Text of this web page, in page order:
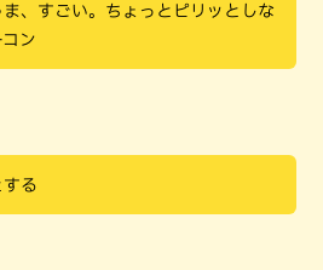
ま、すごい。ちょっとピリッとしな
ン
する